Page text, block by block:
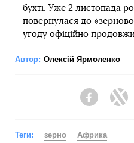
бухті. Уже 2 листопада
повернулася до
угоду офіційно
Автор: Олексій Ярмоленко
Facebook
Теги: зерно Африка